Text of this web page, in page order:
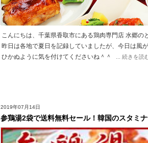
こんにちは、千葉県香取市にある鶏肉専門店 水郷の
昨日は各地で夏日を記録していましたが、今日は風
ひかぬように気を付けてくださいね＾＾
... 続きを読
2019年07月14日
参鶏湯2袋で送料無料セール！韓国のスタミ